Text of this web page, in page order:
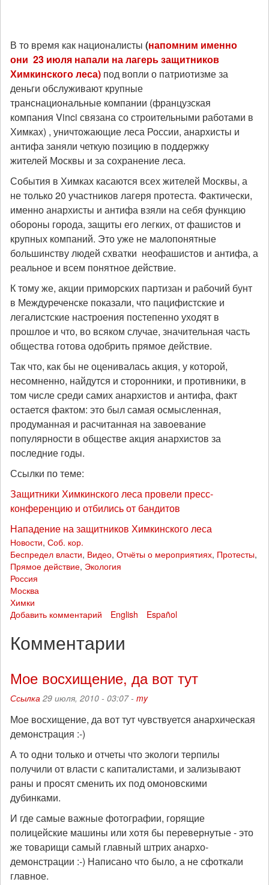
В то время как националисты (напомним именно
они 23 июля напали на лагерь защитников
Химкинского леса) под вопли о патриотизме за
деньги обслуживают крупные
транснациональные компании (французская
компания Vinci связана со строительными работами в
Химках) , уничтожающие леса России, анархисты и
антифа заняли четкую позицию в поддержку
жителей Москвы и за сохранение леса.
События в Химках касаются всех жителей Москвы, а
не только 20 участников лагеря протеста. Фактически,
именно анархисты и антифа взяли на себя функцию
обороны города, защиты его легких, от фашистов и
крупных компаний. Это уже не малопонятные
большинству людей схватки неофашистов и антифа, а
реальное и всем понятное действие.
К тому же, акции приморских партизан и рабочий бунт
в Междуреченске показали, что пацифистские и
легалистские настроения постепенно уходят в
прошлое и что, во всяком случае, значительная часть
общества готова одобрить прямое действие.
Так что, как бы не оценивалась акция, у которой,
несомненно, найдутся и сторонники, и противники, в
том числе среди самих анархистов и антифа, факт
остается фактом: это был самая осмысленная,
продуманная и расчитанная на завоевание
популярности в обществе акция анархистов за
последние годы.
Ссылки по теме:
Защитники Химкинского леса провели пресс-
конференцию и отбились от бандитов
Нападение на защитников Химкинского леса
Новости, Соб. кор.
Беспредел власти, Видео, Отчёты о мероприятиях, Протесты,
Прямое действие, Экология
Россия
Москва
Химки
Добавить комментарий
English Español
Комментарии
Мое восхищение, да вот тут
Ссылка 29 июля, 2010 - 03:07 - my
Мое восхищение, да вот тут чувствуется анархическая
демонстрация :-)
А то одни только и отчеты что экологи терпилы
получили от власти с капиталистами, и зализывают
раны и просят сменить их под омоновскими
дубинками.
И где самые важные фотографии, горящие
полицейские машины или хотя бы перевернутые - это
же товарищи самый главный штрих анархо-
демонстрации :-) Написано что было, а не сфоткали
главное.